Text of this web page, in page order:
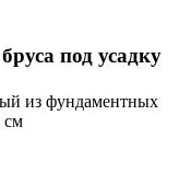
под усадку
из фундаментных
см